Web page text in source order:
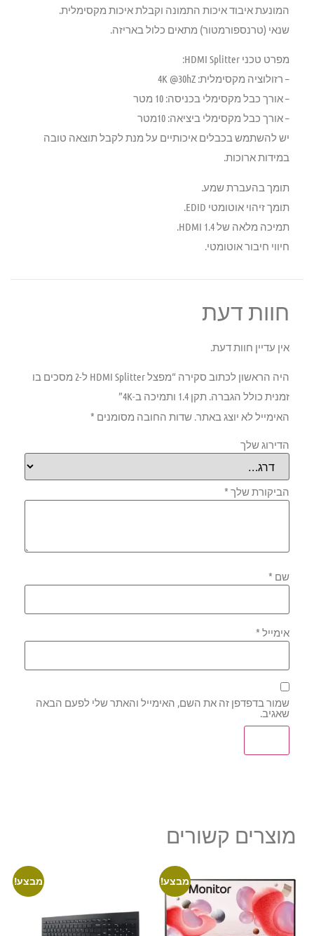
המונעת איבוד איכות התמונה וקבלת איכות מקסימלית.
שנאי (טרנספורמטור) מתאים כלול באריזה.
מפרט טכני HDMI Splitter:
– רזולוציה מקסימלית: 4K @30hZ
– אורך כבל מקסימלי בכניסה: 10 מטר
– אורך כבל מקסימלי ביציאה: 10מטר
יש להשתמש בכבלים איכותיים על מנת לקבל תוצאה טובה
במידות ארוכות.
תומך בהעברת שמע.
תומך זיהוי אוטומטי EDID.
תמיכה מלאה של HDMI 1.4.
חיווי חיבור אוטומטי.
חוות דעת
אין עדיין חוות דעת.
היה הראשון לכתוב סקירה “מפצל HDMI Splitter ל-2 מסכים בו
זמנית כולל הגברה. תקן 1.4 ותמיכה ב-4K”
האימייל לא יוצג באתר. שדות החובה מסומנים *
הדירוג שלך
הביקורת שלך *
שם *
אימייל *
שמור בדפדפן זה את השם, האימייל והאתר שלי לפעם הבאה
שאגיב.
מוצרים קשורים
מבצע! מבצע!